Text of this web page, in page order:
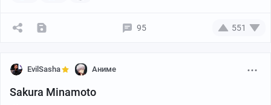
95 551
EvilSasha Аниме
Sakura Minamoto